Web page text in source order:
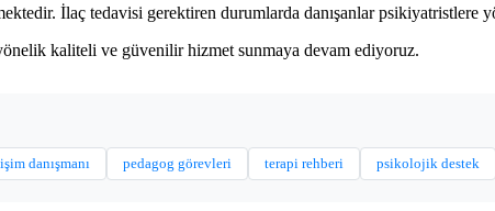
İlaç tedavisi gerektiren durumlarda danışanlar psikiyatristlere
kaliteli ve güvenilir hizmet sunmaya devam ediyoruz.
danışmanı pedagog görevleri terapi rehberi psikolojik destek